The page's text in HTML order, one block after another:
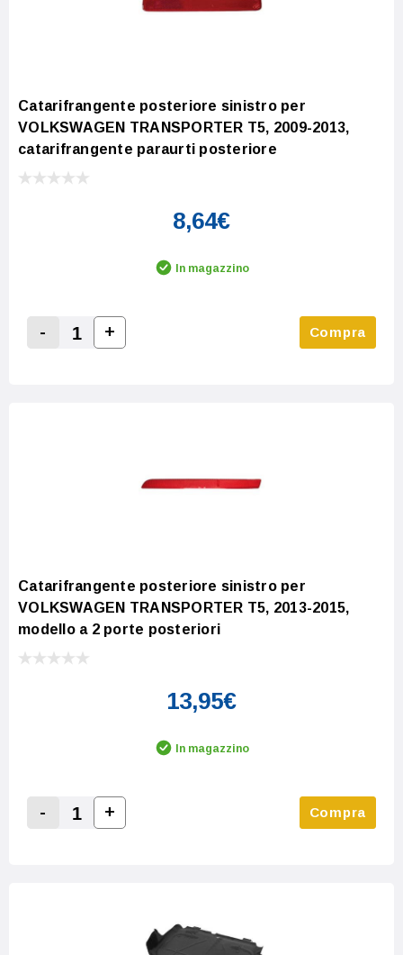
Catarifrangente posteriore sinistro per
VOLKSWAGEN TRANSPORTER T5, 2009-2013,
catarifrangente paraurti posteriore
8,64€
In magazzino
Decrease Quantity:
-
Increase Quantity:
+ Compra
Catarifrangente posteriore sinistro per
VOLKSWAGEN TRANSPORTER T5, 2013-2015,
modello a 2 porte posteriori
13,95€
In magazzino
Decrease Quantity:
-
Increase Quantity:
+ Compra